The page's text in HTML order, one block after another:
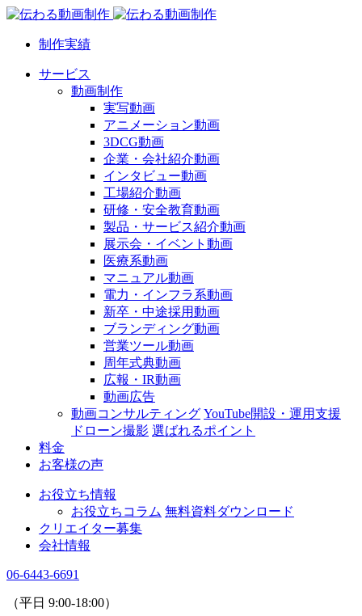
制作実績
サービス
動画制作
実写動画
アニメーション動画
3DCG動画
企業・会社紹介動画
インタビュー動画
工場紹介動画
研修・安全教育動画
製品・サービス紹介動画
展示会・イベント動画
医療系動画
マニュアル動画
電力・インフラ系動画
新卒・中途採用動画
ブランディング動画
営業ツール動画
周年式典動画
広報・IR動画
動画広告
動画コンサルティング YouTube開設・運用支援
ドローン撮影 選ばれるポイント
料金
お客様の声
お役立ち情報
お役立ちコラム 無料資料ダウンロード
クリエイター募集
会社情報
06-6443-6691
（平日 9:00-18:00）